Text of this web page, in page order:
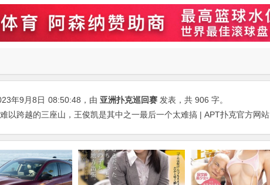
年9月8日 08:50:48 ，由 亚洲扑克巡回赛 发表，共 906 字。
难以跨越的三座山，王俊凯是其中之一最后一个太难搞 | APT扑克官方网站